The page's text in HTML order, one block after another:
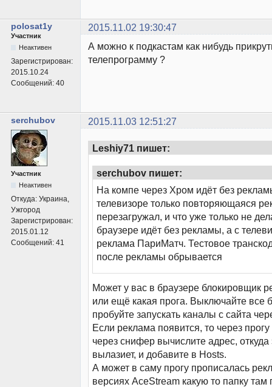
polosat1y 2015.11.02 19:30:47
Участник
Неактивен
Зарегистрирован:
2015.10.24
Сообщений: 40
А можно к подкастам как нибудь
телепрограмму ?
serchubov 2015.11.03 12:51:27
Участник
Неактивен
Откуда: Украина,
Ужгород
Зарегистрирован:
2015.01.12
Сообщений: 41
Leshiy71 пишет:
serchubov пишет:
На компе через Хром идёт без
телевизоре только повторяющаяся
перезагружал, и что уже только не
браузере идёт без рекламы, а с
реклама ПариМатч. Тестовое
после рекламы обрывается
Может у вас в браузере блокировщик
или ещё какая прога. Выключайте все
пробуйте запускать каналы с сайта
Если реклама появится, то через
через снифер вычислите адрес, откуда
вылазиет, и добавите в Hosts.
А может в саму прогу прописалась
версиях AceStream какую то папку